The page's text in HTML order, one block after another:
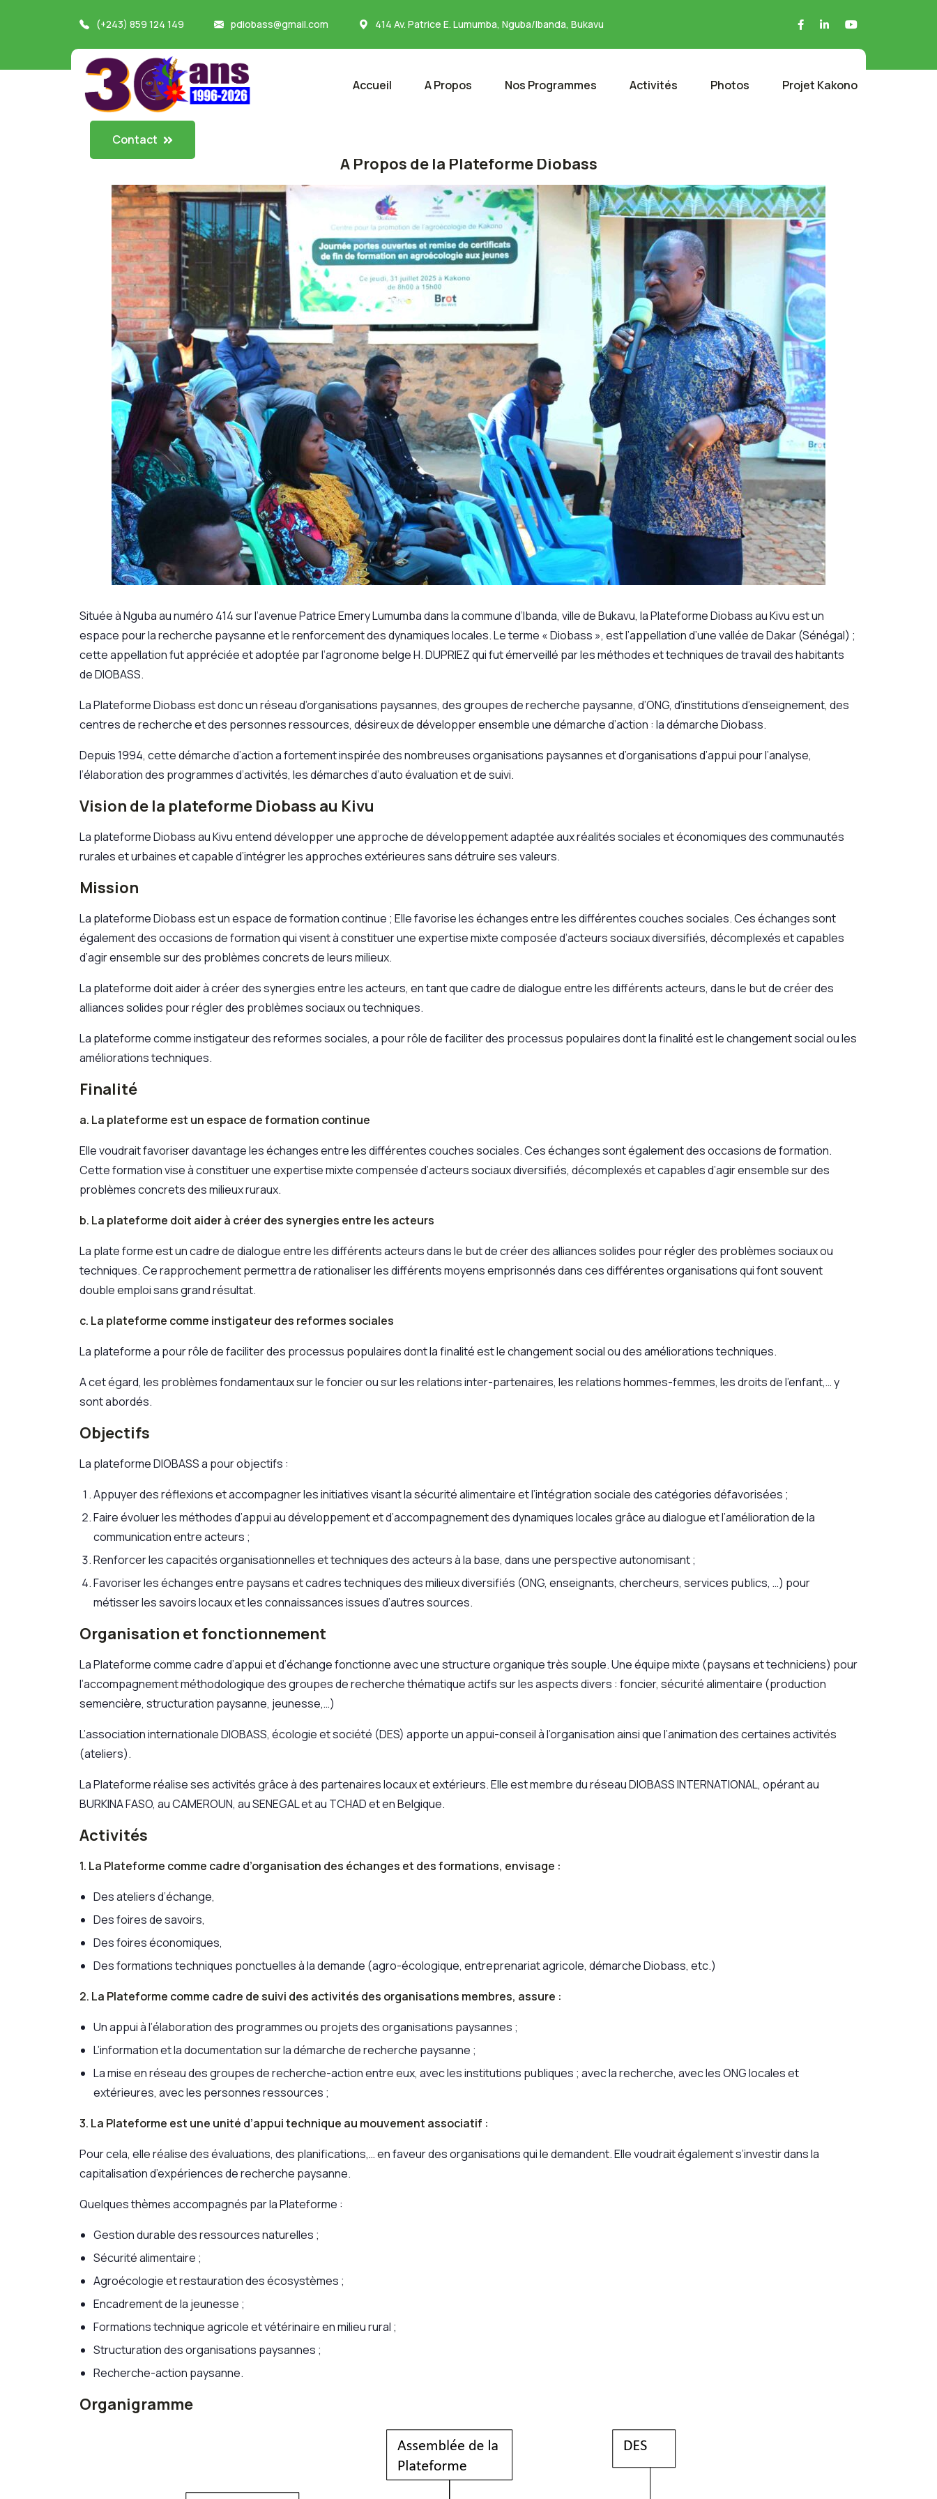
(+243) 859 124 149 pdiobass@gmail.com 414 Av. Patrice E. Lumumba, Nguba/Ibanda, Bukavu
Accueil A Propos Nos Programmes Activités Photos Projet Kakono
Contact
A Propos de la Plateforme Diobass
Située à Nguba au numéro 414 sur l’avenue Patrice Emery Lumumba dans la commune d’Ibanda, ville de Bukavu, la Plateforme Diobass au Kivu est un
espace pour la recherche paysanne et le renforcement des dynamiques locales. Le terme « Diobass », est l’appellation d’une vallée de Dakar (Sénégal) ;
cette appellation fut appréciée et adoptée par l’agronome belge H. DUPRIEZ qui fut émerveillé par les méthodes et techniques de travail des habitants
de DIOBASS.
La Plateforme Diobass est donc un réseau d’organisations paysannes, des groupes de recherche paysanne, d’ONG, d’institutions d’enseignement, des
centres de recherche et des personnes ressources, désireux de développer ensemble une démarche d’action : la démarche Diobass.
Depuis 1994, cette démarche d’action a fortement inspirée des nombreuses organisations paysannes et d’organisations d’appui pour l’analyse,
l’élaboration des programmes d’activités, les démarches d’auto évaluation et de suivi.
Vision de la plateforme Diobass au Kivu
La plateforme Diobass au Kivu entend développer une approche de développement adaptée aux réalités sociales et économiques des communautés
rurales et urbaines et capable d’intégrer les approches extérieures sans détruire ses valeurs.
Mission
La plateforme Diobass est un espace de formation continue ; Elle favorise les échanges entre les différentes couches sociales. Ces échanges sont
également des occasions de formation qui visent à constituer une expertise mixte composée d’acteurs sociaux diversifiés, décomplexés et capables
d’agir ensemble sur des problèmes concrets de leurs milieux.
La plateforme doit aider à créer des synergies entre les acteurs, en tant que cadre de dialogue entre les différents acteurs, dans le but de créer des
alliances solides pour régler des problèmes sociaux ou techniques.
La plateforme comme instigateur des reformes sociales, a pour rôle de faciliter des processus populaires dont la finalité est le changement social ou les
améliorations techniques.
Finalité
a. La plateforme est un espace de formation continue
Elle voudrait favoriser davantage les échanges entre les différentes couches sociales. Ces échanges sont également des occasions de formation.
Cette formation vise à constituer une expertise mixte compensée d’acteurs sociaux diversifiés, décomplexés et capables d’agir ensemble sur des
problèmes concrets des milieux ruraux.
b. La plateforme doit aider à créer des synergies entre les acteurs
La plate forme est un cadre de dialogue entre les différents acteurs dans le but de créer des alliances solides pour régler des problèmes sociaux ou
techniques. Ce rapprochement permettra de rationaliser les différents moyens emprisonnés dans ces différentes organisations qui font souvent
double emploi sans grand résultat.
c. La plateforme comme instigateur des reformes sociales
La plateforme a pour rôle de faciliter des processus populaires dont la finalité est le changement social ou des améliorations techniques.
A cet égard, les problèmes fondamentaux sur le foncier ou sur les relations inter-partenaires, les relations hommes-femmes, les droits de l’enfant,… y
sont abordés.
Objectifs
La plateforme DIOBASS a pour objectifs :
Appuyer des réflexions et accompagner les initiatives visant la sécurité alimentaire et l’intégration sociale des catégories défavorisées ;
Faire évoluer les méthodes d’appui au développement et d’accompagnement des dynamiques locales grâce au dialogue et l’amélioration de la
communication entre acteurs ;
Renforcer les capacités organisationnelles et techniques des acteurs à la base, dans une perspective autonomisant ;
Favoriser les échanges entre paysans et cadres techniques des milieux diversifiés (ONG, enseignants, chercheurs, services publics, …) pour
métisser les savoirs locaux et les connaissances issues d’autres sources.
Organisation et fonctionnement
La Plateforme comme cadre d’appui et d’échange fonctionne avec une structure organique très souple. Une équipe mixte (paysans et techniciens) pour
l’accompagnement méthodologique des groupes de recherche thématique actifs sur les aspects divers : foncier, sécurité alimentaire (production
semencière, structuration paysanne, jeunesse,…)
L’association internationale DIOBASS, écologie et société (DES) apporte un appui-conseil à l’organisation ainsi que l’animation des certaines activités
(ateliers).
La Plateforme réalise ses activités grâce à des partenaires locaux et extérieurs. Elle est membre du réseau DIOBASS INTERNATIONAL, opérant au
BURKINA FASO, au CAMEROUN, au SENEGAL et au TCHAD et en Belgique.
Activités
1. La Plateforme comme cadre d’organisation des échanges et des formations, envisage :
Des ateliers d’échange,
Des foires de savoirs,
Des foires économiques,
Des formations techniques ponctuelles à la demande (agro-écologique, entreprenariat agricole, démarche Diobass, etc.)
2. La Plateforme comme cadre de suivi des activités des organisations membres, assure :
Un appui à l’élaboration des programmes ou projets des organisations paysannes ;
L’information et la documentation sur la démarche de recherche paysanne ;
La mise en réseau des groupes de recherche-action entre eux, avec les institutions publiques ; avec la recherche, avec les ONG locales et
extérieures, avec les personnes ressources ;
3. La Plateforme est une unité d’appui technique au mouvement associatif :
Pour cela, elle réalise des évaluations, des planifications,… en faveur des organisations qui le demandent. Elle voudrait également s’investir dans la
capitalisation d’expériences de recherche paysanne.
Quelques thèmes accompagnés par la Plateforme :
Gestion durable des ressources naturelles ;
Sécurité alimentaire ;
Agroécologie et restauration des écosystèmes ;
Encadrement de la jeunesse ;
Formations technique agricole et vétérinaire en milieu rural ;
Structuration des organisations paysannes ;
Recherche-action paysanne.
Organigramme